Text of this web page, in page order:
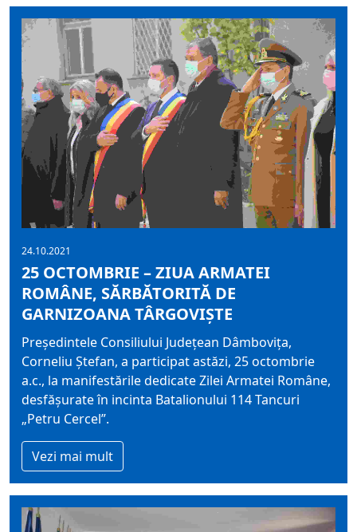
24.10.2021
25 OCTOMBRIE – ZIUA ARMATEI
ROMÂNE, SĂRBĂTORITĂ DE
GARNIZOANA TÂRGOVIȘTE
Președintele Consiliului Județean Dâmbovița,
Corneliu Ștefan, a participat astăzi, 25 octombrie
a.c., la manifestările dedicate Zilei Armatei Române,
desfășurate în incinta Batalionului 114 Tancuri
„Petru Cercel”.
Vezi mai mult